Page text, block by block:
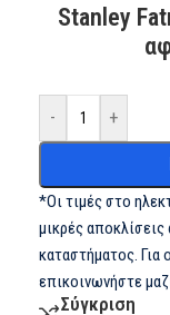
Stanley
- +
*Οι τιμές στο
μικρές
καταστήματος. Για
επικοινωνήστε
Σύγκριση